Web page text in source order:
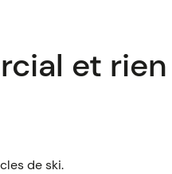
et rien
de ski.